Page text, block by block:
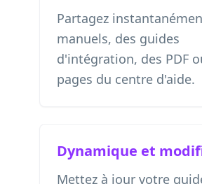
Partagez
manuels, des guides
d'intégration, des PDF
pages du centre d'aide.
Dynamique et
Mettez à jour votre